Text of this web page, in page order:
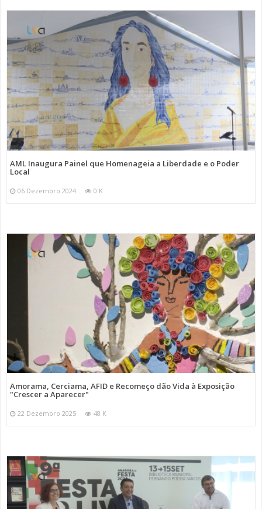
AML Inaugura Painel que Homenageia a Liberdade e o Poder
Local
06 Dezembro 2024 0 K
Amorama, Cerciama, AFID e Recomeço dão Vida à Exposição
"Crescer a Aparecer"
22 Dezembro 2025 48 K